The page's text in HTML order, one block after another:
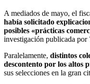
A mediados de mayo, el
había solicitado
posibles «prácticas
investigación publicada por
Paralelamente, distintos
descontento por los altos
sus selecciones en la gran